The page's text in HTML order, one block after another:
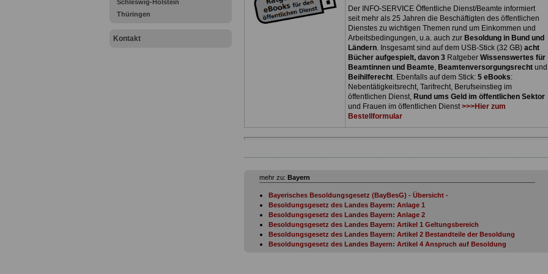
Schleswig-Holstein
Thüringen
Kontakt
Der INFO-SERVICE Öffentliche Dienst/Beamte informiert
seit mehr als 25 Jahren die Beschäftigten des öffentlichen
Dienstes zu wichtigen Themen rund um Einkommen und
Arbeitsbedingungen, u.a. auch zur Besoldung in Bund und
Ländern. Insgesamt sind auf dem USB-Stick (32 GB) acht
Bücher aufgespielt, davon 3 Ratgeber Wissenswertes für
Beamtinnen und Beamte, Beamtenversorgungsrechtund
Beihilferecht. Ebenfalls auf dem Stick: 5 eBooks:
Nebentätigkeitsrecht, Tarifrecht, Berufseinstieg im
öffentlichen Dienst, Rund ums Geld im öffentlichen Sektor
und Frauen im öffentlichen Dienst>>>Hier zum
Bestellformular
mehr zu: Bayern
Bayerisches Besoldungsgesetz (BayBesG) - Übersicht -
Besoldungsgesetz des Landes Bayern: Anlage 1
Besoldungsgesetz des Landes Bayern: Anlage 2
Besoldungsgesetz des Landes Bayern: Artikel 1 Geltungsbereich
Besoldungsgesetz des Landes Bayern: Artikel 2 Bestandteile der Besoldung
Besoldungsgesetz des Landes Bayern: Artikel 4 Anspruch auf Besoldung